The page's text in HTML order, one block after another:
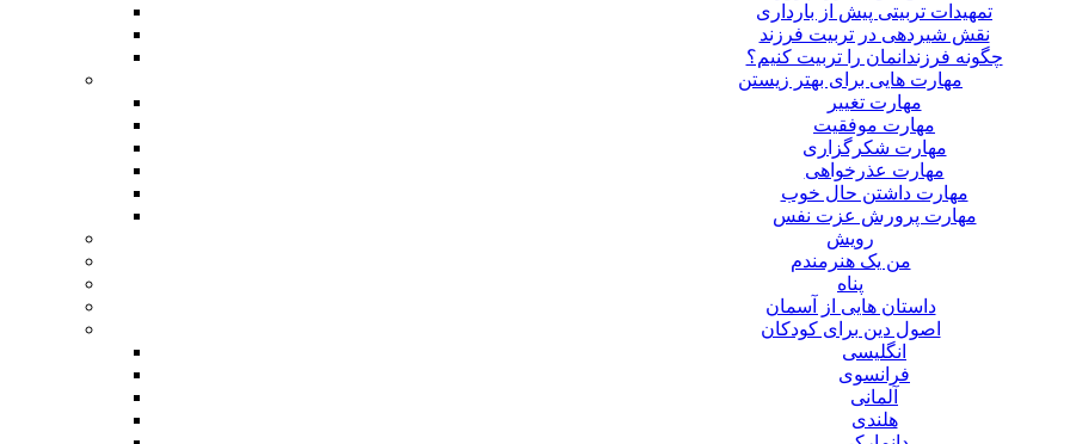
تمهیدات تربیتی پیش از بارداری
نقش شیردهی در تربیت فرزند
چگونه فرزندانمان را تربیت کنیم؟
مهارت هایی برای بهتر زیستن
مهارت تغییر
مهارت موفقیت
مهارت شکرگزاری
مهارت عذرخواهی
مهارت داشتن حال خوب
مهارت پرورش عزت نفس
رویش
من یک هنرمندم
پناه
داستان هایی از آسمان
اصول دین برای کودکان
انگلیسی
فرانسوی
آلمانی
هلندی